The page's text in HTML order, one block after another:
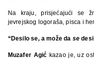
Na kraju, prisjećajući se
jevrejskog logoraša, pisca i
“Desilo se, a može da se
Muzafer Agić kazao je, uz